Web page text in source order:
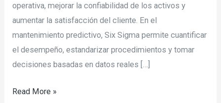
operativa, mejorar la confiabilidad de los activos y
aumentar la satisfacción del cliente. En el
mantenimiento predictivo, Six Sigma permite cuantificar
el desempeño, estandarizar procedimientos y tomar
decisiones basadas en datos reales […]
Read More »